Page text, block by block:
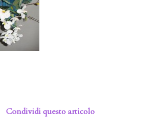
Condividi questo articolo